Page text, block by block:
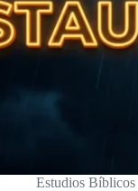
Estudios Bíblicos